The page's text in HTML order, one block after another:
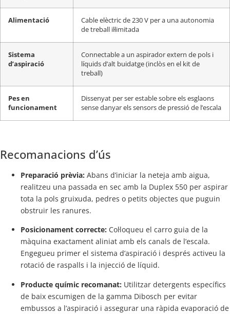
Alimentació
Cable elèctric de 230 V per a una autonomia
de treball il·limitada
Sistema
d’aspiració
Connectable a un aspirador extern de pols i
líquids d’alt buidatge (inclòs en el kit de
treball)
Pes en
funcionament
Dissenyat per ser estable sobre els esglaons
sense danyar els sensors de pressió de l’escala
Recomanacions d’ús
Preparació prèvia: Abans d’iniciar la neteja amb aigua,
realitzeu una passada en sec amb la Duplex 550 per aspirar
tota la pols gruixuda, pedres o petits objectes que puguin
obstruir les ranures.
Posicionament correcte: Col·loqueu el carro guia de la
màquina exactament aliniat amb els canals de l’escala.
Engegueu primer el sistema d’aspiració i després activeu la
rotació de raspalls i la injecció de líquid.
Producte químic recomanat: Utilitzar detergents específics
de baix escumigen de la gamma Dibosch per evitar
embussos a l’aspiració i assegurar una ràpida evaporació de